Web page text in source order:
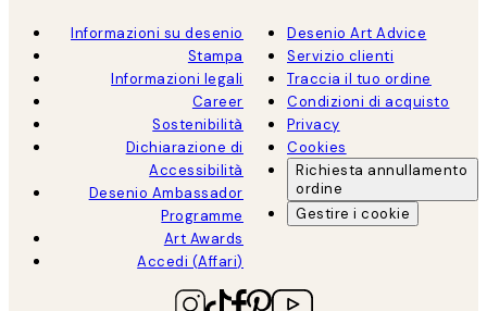
Informazioni su desenio
Stampa
Informazioni legali
Career
Sostenibilità
Dichiarazione di
Accessibilità
Desenio Ambassador
Programme
Art Awards
Accedi (Affari)
Desenio Art Advice
Servizio clienti
Traccia il tuo ordine
Condizioni di acquisto
Privacy
Cookies
Richiesta annullamento
ordine
Gestire i cookie